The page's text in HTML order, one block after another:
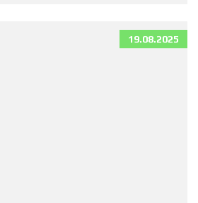
19.08.2025